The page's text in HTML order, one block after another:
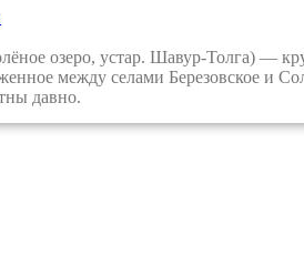
озеро, устар. Шавур-Толга) —
между селами Березовское и
давно.